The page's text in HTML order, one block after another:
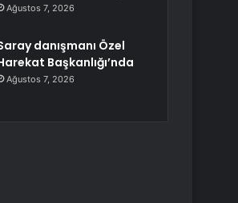
Ağustos 7, 2026
danışmanı Özel
Başkanlığı’nda
Ağustos 7, 2026